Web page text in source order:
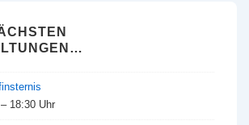
18:30 Uhr